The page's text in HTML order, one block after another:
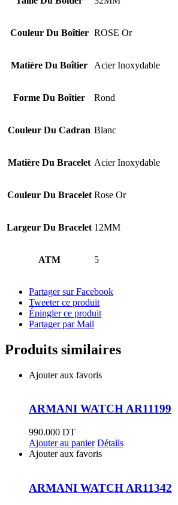
Couleur Du Boîtier ROSE Or
Matière Du Boîtier Acier Inoxydable
Forme Du Boîtier Rond
Couleur Du Cadran Blanc
Matière Du Bracelet Acier Inoxydable
Couleur Du Bracelet Rose Or
Largeur Du Bracelet 12MM
ATM 5
Partager sur Facebook
Tweeter ce produit
Épingler ce produit
Partager par Mail
Produits similaires
Ajouter aux favoris
ARMANI WATCH AR11199
990.000 DT
Ajouter au panier Détails
Ajouter aux favoris
ARMANI WATCH AR11342